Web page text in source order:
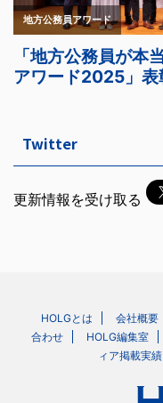
Twitter
更新情報を受け取る
HOLGとは 会社概要
合わせ
HOLG編集室
ィア掲載実績